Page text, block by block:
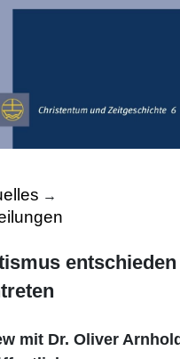
→
entschieden
mit Dr. Oliver